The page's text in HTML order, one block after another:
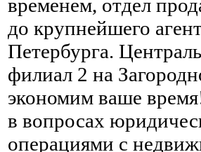
временем, отдел
до крупнейшего
Петербурга.
филиал 2 на
экономим ваше
в вопросах
операциями с